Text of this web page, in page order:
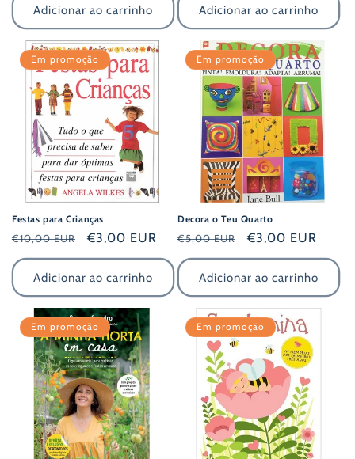
saldo
Adicionar ao carrinho
saldo
Adicionar ao carrinho
Em promoção
Festas para Crianças
Preço
normal
€10,00 EUR
Preço
de
saldo
€3,00 EUR
Adicionar ao carrinho
Em promoção
Decora o Teu Quarto
Preço
normal
€5,00 EUR
Preço
de
saldo
€3,00 EUR
Adicionar ao carrinho
Em promoção Em promoção